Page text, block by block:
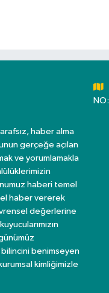
haber alma
gerçeğe açılan
ve yorumlamakla
haberi temel
haber vererek
değerlerine
benimseyen
kimliğimizle